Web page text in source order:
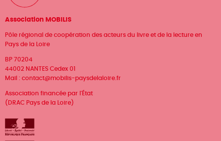
Association MOBILIS
Pôle régional de coopération des acteurs du livre et de la lecture en
Pays de la Loire
BP 70204
44002 NANTES Cedex 01
Mail : contact@mobilis-paysdelaloire.fr
Association financée par l'État
(DRAC Pays de la Loire)